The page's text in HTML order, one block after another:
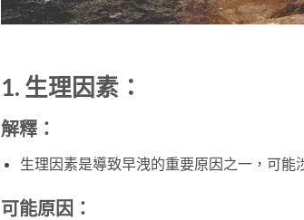
1. 生理因素：
解釋：
生理因素是導致早洩的重要原因之一，可能
可能原因：